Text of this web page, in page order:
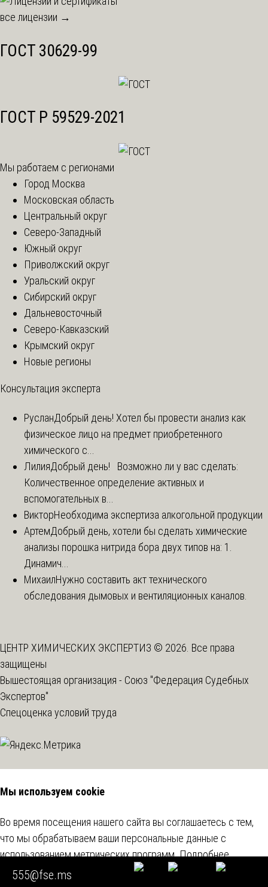
все лицензии →
ГОСТ 30629-99
ГОСТ Р 59529-2021
Мы работаем с регионами
Город Москва
Московская область
Центральный округ
Северо-Западный
Южный округ
Приволжский округ
Уральский округ
Сибирский округ
Дальневосточный
Северо-Кавказский
Крымский округ
Новые регионы
Консультация эксперта
РусланДобрый день! Хотел бы провести анализ как
физическое лицо на предмет приобретенного
химического с...
ЛилияДобрый день! Возможно ли у вас сделать:
Количественное определение активных и
вспомогательных в...
ВикторНеобходима экспертиза алкогольной продукции
АртемДобрый день, хотели бы сделать химические
анализы порошка нитрида бора двух типов на: 1.
Динамич...
МихаилНужно составить акт технического
обследования дымовых и вентиляционных каналов.
ЦЕНТР ХИМИЧЕСКИХ ЭКСПЕРТИЗ © 2026. Все права
защищены
Вышестоящая организация - Союз "Федерация Судебных
Экспертов"
Спецоценка условий труда
555@fse.ms
Мы используем cookie
Во время посещения нашего сайта вы соглашаетесь с тем,
что мы обрабатываем ваши персональные данные с
использованием метрических программ.Подробнее